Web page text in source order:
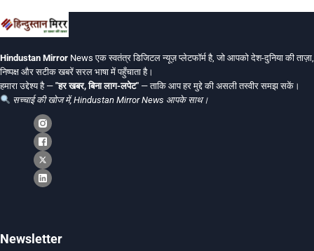
Hindustan Mirror News एक स्वतंत्र डिजिटल न्यूज़ प्लेटफॉर्म है, जो आपको देश-दुनिया की ताज़ा,
निष्पक्ष और सटीक खबरें सरल भाषा में पहुँचाता है।
हमारा उद्देश्य है — "हर खबर, बिना लाग-लपेट" — ताकि आप हर मुद्दे की असली तस्वीर समझ सकें।
सच्चाई की खोज में, Hindustan Mirror News आपके साथ।
Newsletter